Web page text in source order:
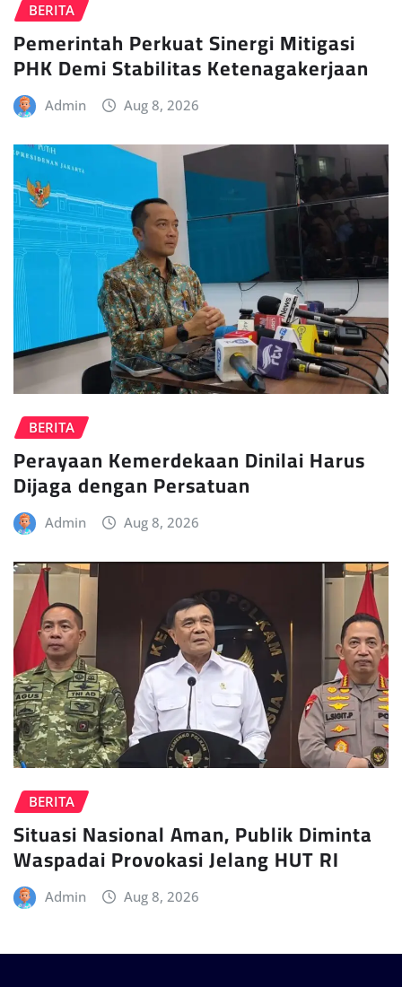
BERITA
Pemerintah Perkuat Sinergi Mitigasi
PHK Demi Stabilitas Ketenagakerjaan
Admin Aug 8, 2026
BERITA
Perayaan Kemerdekaan Dinilai Harus
Dijaga dengan Persatuan
Admin Aug 8, 2026
BERITA
Situasi Nasional Aman, Publik Diminta
Waspadai Provokasi Jelang HUT RI
Admin Aug 8, 2026